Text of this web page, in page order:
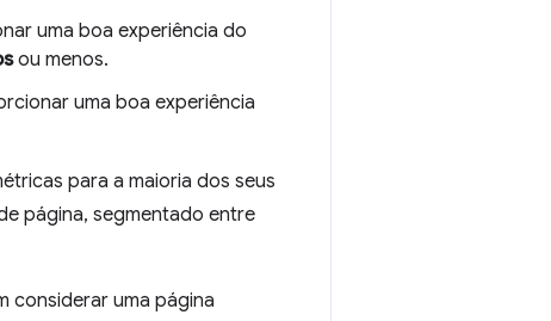
uma boa experiência do
ou menos.
uma boa experiência
para a maioria dos seus
página, segmentado entre
considerar uma página